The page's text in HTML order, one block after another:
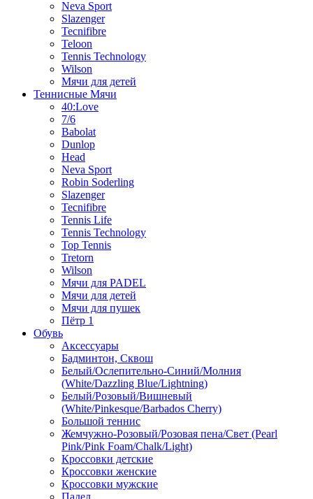
Neva Sport
Slazenger
Tecnifibre
Teloon
Tennis Technology
Wilson
Мячи для детей
Теннисные Мячи
40:Love
7/6
Babolat
Dunlop
Head
Neva Sport
Robin Soderling
Slazenger
Tecnifibre
Tennis Life
Tennis Technology
Top Tennis
Tretorn
Wilson
Мячи для PADEL
Мячи для детей
Мячи для пушек
Пётр 1
Обувь
Аксессуары
Бадминтон, Сквош
Белый/Ослепительно-Синий/Молния
(White/Dazzling Blue/Lightning)
Белый/Розовый/Вишневый
(White/Pinkesque/Barbados Cherry)
Большой теннис
Жемчужно-Розовый/Розовая пена/Свет (Pearl
Pink/Pink Foam/Chalk/Light)
Кроссовки детские
Кроссовки женские
Кроссовки мужские
Падел